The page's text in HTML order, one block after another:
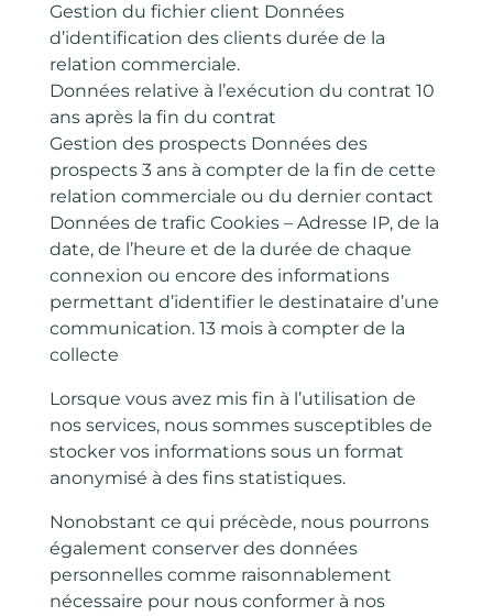
Gestion du fichier client Données
d’identification des clients durée de la
relation commerciale.
Données relative à l’exécution du contrat 10
ans après la fin du contrat
Gestion des prospects Données des
prospects 3 ans à compter de la fin de cette
relation commerciale ou du dernier contact
Données de trafic Cookies – Adresse IP, de la
date, de l’heure et de la durée de chaque
connexion ou encore des informations
permettant d’identifier le destinataire d’une
communication. 13 mois à compter de la
collecte
Lorsque vous avez mis fin à l’utilisation de
nos services, nous sommes susceptibles de
stocker vos informations sous un format
anonymisé à des fins statistiques.
Nonobstant ce qui précède, nous pourrons
également conserver des données
personnelles comme raisonnablement
nécessaire pour nous conformer à nos